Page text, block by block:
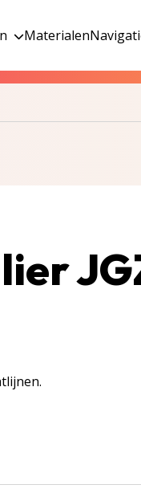
Materialen